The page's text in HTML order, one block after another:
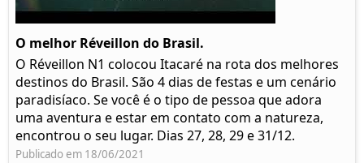
O melhor Réveillon do Brasil.
O Réveillon N1 colocou Itacaré na rota dos melhores
destinos do Brasil. São 4 dias de festas e um cenário
paradisíaco. Se você é o tipo de pessoa que adora
uma aventura e estar em contato com a natureza,
encontrou o seu lugar. Dias 27, 28, 29 e 31/12.
Publicado em 18/06/2021